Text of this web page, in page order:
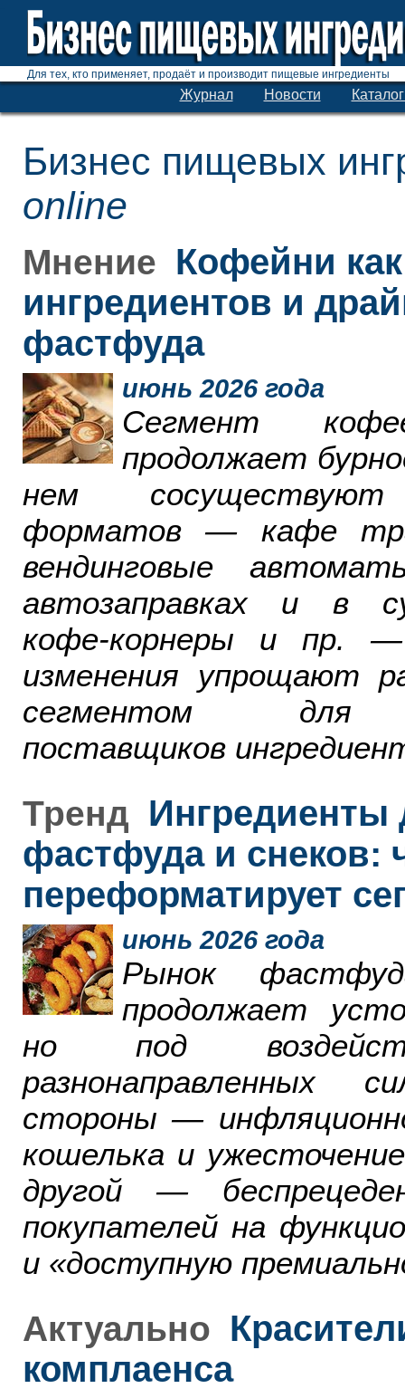
Для тех, кто применяет, продаёт и производит пищевые ингредиенты
Журнал Новости
Бизнес пищевых
online
Мнение Кофейни
ингредиентов и
фастфуда
июнь 2026 года
Сегмент
продолжает
нем
форматов — кафе
вендинговые
автозаправках и в
кофе-корнеры и пр.
изменения упрощают
сегментом для
поставщиков
Тренд Ингредиенты
фастфуда и снеков:
переформатирует
июнь 2026 года
Рынок
продолжает
но под
разнонаправленных
стороны —
кошелька и
другой —
покупателей на
и «доступную
Актуально
комплаенса